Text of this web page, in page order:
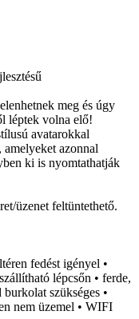
meg és úgy
léptek volna elő!
avatarokkal
azonnal
ki is nyomtathatják
üzenet feltüntethető.
fedést igényel •
lépcsőn • ferde,
szükséges •
nem üzemel • WIFI